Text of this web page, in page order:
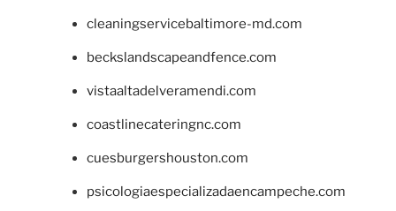
cleaningservicebaltimore-md.com
beckslandscapeandfence.com
vistaaltadelveramendi.com
coastlinecateringnc.com
cuesburgershouston.com
psicologiaespecializadaencampeche.com